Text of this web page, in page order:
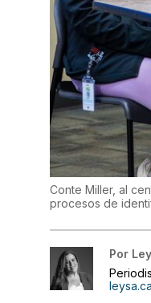
Conte Miller, al
procesos de
Por